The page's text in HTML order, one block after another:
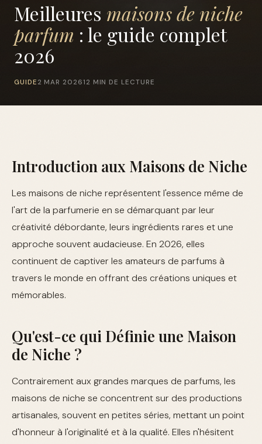
Meilleures maisons de niche
parfum : le guide complet
2026
GUIDE 2 MAR 202612 MIN DE LECTURE
Introduction aux Maisons de Niche
Les maisons de niche représentent l'essence même de
l'art de la parfumerie en se démarquant par leur
créativité débordante, leurs ingrédients rares et une
approche souvent audacieuse. En 2026, elles
continuent de captiver les amateurs de parfums à
travers le monde en offrant des créations uniques et
mémorables.
Qu'est-ce qui Définie une Maison
de Niche ?
Contrairement aux grandes marques de parfums, les
maisons de niche se concentrent sur des productions
artisanales, souvent en petites séries, mettant un point
d'honneur à l'originalité et à la qualité. Elles n'hésitent